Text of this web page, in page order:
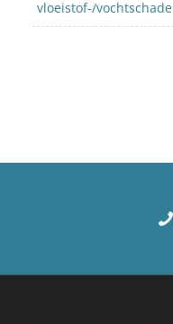
vloeistof-/vochtschade